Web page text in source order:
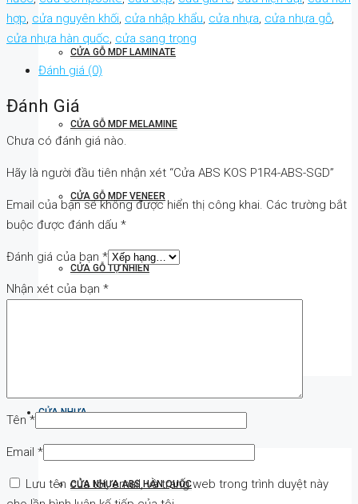
CỬA GỖ MDF LAMINATE
CỬA GỖ MDF MELAMINE
CỬA GỖ MDF VENEER
CỬA GỖ TỰ NHIÊN
CỬA NHỰA
CỬA NHỰA ABS HÀN QUỐC
hợp, cửa nguyên khối, cửa nhập khẩu, cửa nhựa, cửa nhựa gỗ,
cửa nhựa hàn quốc, cửa sang trọng
Đánh giá (0)
Đánh Giá
Chưa có đánh giá nào.
Hãy là người đầu tiên nhận xét “Cửa ABS KOS P1R4-ABS-SGD”
Email của bạn sẽ không được hiển thị công khai. Các trường bắt
buộc được đánh dấu *
Đánh giá của bạn *
Nhận xét của bạn *
Tên *
Email *
Lưu tên của tôi, email, và trang web trong trình duyệt này